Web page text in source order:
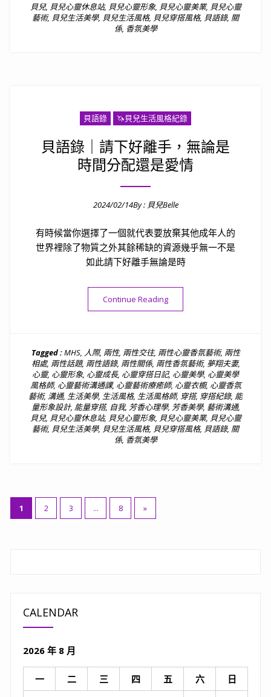
貝兒, 貝兒心靈休息站, 貝兒心靈形象, 貝兒心靈美業, 貝兒心靈
藝術, 貝兒生活美學, 貝兒生活風格, 貝兒穿搭風格, 貝語錄, 關
係, 香氛美學
貝語錄 🦄️貝兒生活風格紀錄
貝語錄｜請下好離手，無論是
時間分配還是愛情
2024/02/14By : 貝兒Belle
有時候當你選擇了一個就代表要放棄其他成年人的
世界裡除了物質之外其餘稀缺的資源幾乎無一不是
如此請下好離手無論是時
Continue Reading“貝語錄｜請下好離手，無論
Tagged :MHS, 人際, 兩性, 兩性交往, 兩性心靈香氛藝術, 兩性
相處, 兩性話題, 兩性語錄, 兩性關係, 兩性香氛藝術, 夢翔夫妻,
心靈, 心靈形象, 心靈成長, 心靈穿搭日記, 心靈美學, 心靈美學
風格師, 心靈藝術溝通課, 心靈藝術療癒師, 心靈衣櫥, 心靈香氛
藝術, 溝通, 生活美學, 生活風格, 生活風格師, 穿搭, 穿搭紀錄, 能
量形象設計, 能量穿搭, 自我, 芳香心理學, 芳香美學, 藝術溝通,
貝兒, 貝兒心靈休息站, 貝兒心靈形象, 貝兒心靈美業, 貝兒心靈
藝術, 貝兒生活美學, 貝兒生活風格, 貝兒穿搭風格, 貝語錄, 關
係, 香氛美學
文
章
1 2 3 ... 8 »
CALENDAR
2026 年 8 月
一 二 三 四 五 六
日